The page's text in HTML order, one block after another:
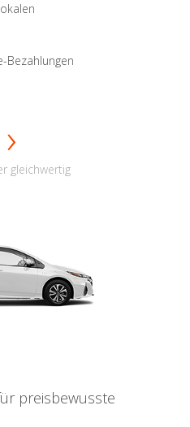
Bezahlungen
gleichwertig
preisbewusste